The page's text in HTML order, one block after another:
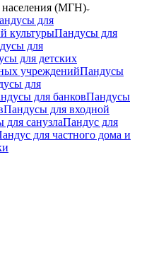
населения (МГН)
для
культурыПандусы для
для
для детских
учрежденийПандусы
для
для банковПандусы
Пандусы для входной
для санузлаПандус для
для частного дома и